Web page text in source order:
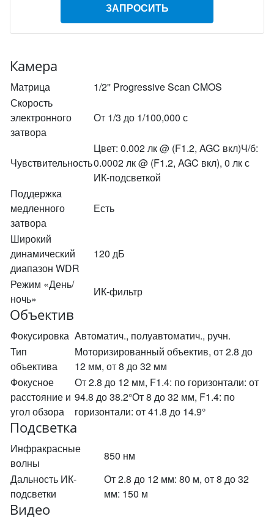
ЗАПРОСИТЬ
Камера
Матрица
1/2'' Progressive Scan CMOS
Скорость
электронного
затвора
От 1/3 до 1/100,000 с
Чувствительность
Цвет: 0.002 лк @ (F1.2, AGC вкл)Ч/б:
0.0002 лк @ (F1.2, AGC вкл), 0 лк с
ИК-подсветкой
Поддержка
медленного
затвора
Есть
Широкий
динамический
диапазон WDR
120 дБ
Режим «День/
ночь»
ИК-фильтр
Объектив
Фокусировка Автоматич., полуавтоматич., ручн.
Тип
объектива
Моторизированный объектив, от 2.8 до
12 мм, от 8 до 32 мм
Фокусное
расстояние и
угол обзора
От 2.8 до 12 мм, F1.4: по горизонтали: от
94.8 до 38.2°От 8 до 32 мм, F1.4: по
горизонтали: от 41.8 до 14.9°
Подсветка
Инфракрасные
волны
850 нм
Дальность ИК-
подсветки
От 2.8 до 12 мм: 80 м, от 8 до 32
мм: 150 м
Видео